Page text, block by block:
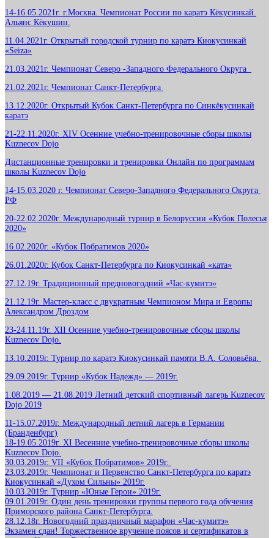
14-16.05.2021г. г.Москва. Чемпионат России по каратэ Кёкусинкай.
Альянс Кёкушин.
11.04.2021г. Открытый городской турнир по каратэ Киокусинкай
«Seiza»
21.03.2021г. Чемпионат Северо -Западного Федерального Округа
21.02.2021г. Чемпионат Санкт-Петербурга
13.12.2020г. Открытый Кубок Санкт-Петербурга по Синкёкусинкай
каратэ
21-22.11.2020г. XIV Осенние учебно-тренировочные сборы школы
Kuznecov Dojo
Дистанционные тренировки и тренировки Онлайн по программам
школы Kuznecov Dojo
14-15.03.2020 г. Чемпионат Северо-Западного Федерального Округа
РФ
20-22.02.2020г. Международный турнир в Белоруссии «Кубок Полесья
2020»
16.02.2020г. «Кубок Побратимов 2020»
26.01.2020г. Кубок Санкт-Петербурга по Киокусинкай «ката»
27.12.19г. Традиционный предновогодний «Час-кумитэ»
21.12.19г. Мастер-класс с двукратным Чемпионом Мира и Европы
Александром Дроздом
23-24.11.19г. XII Осенние учебно-тренировочные сборы школы
Kuznecov Dojo.
13.10.2019г. Турнир по каратэ Киокусинкай памяти В.А. Соловьёва.
29.09.2019г. Турнир «Кубок Надежд» — 2019г.
1.08.2019 — 21.08.2019 Летний детский спортивный лагерь Kuznecov
Dojo 2019
11-15.07.2019г. Международный летний лагерь в Германии
(Бранденбург)
18-19.05.2019г. XI Весенние учебно-тренировочные сборы школы
Kuznecov Dojo.
30.03.2019г. VII «Кубок Побратимов» 2019г.
23.03.2019г. Чемпионат и Первенство Санкт-Петербурга по каратэ
Киокусинкай «Духом Сильны» 2019г.
10.03.2019г. Турнир «Юные Герои» 2019г.
09.01.2019г. Один день тренировки группы первого года обучения
Приморского района Санкт-Петербурга.
28.12.18г. Новогодний праздничный марафон «Час-кумитэ»
Экзамен сдан! Торжественное вручение поясов и сертификатов в